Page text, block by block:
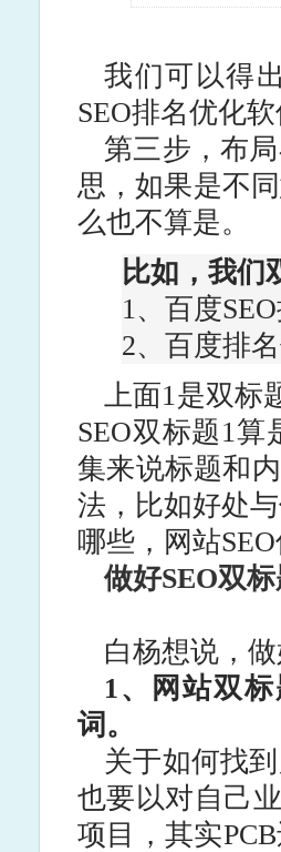
我们可以得
SEO排名优化
第三步，布
思，如果是不
么也不算是。
比如，我们
1、百度
2、百度排
上面1是双标
SEO双标题1
集来说标题和
法，比如好处
哪些，网站
做好SEO双
白杨想说，
1、网站双
词。
关于如何找
也要以对自己
项目，其实